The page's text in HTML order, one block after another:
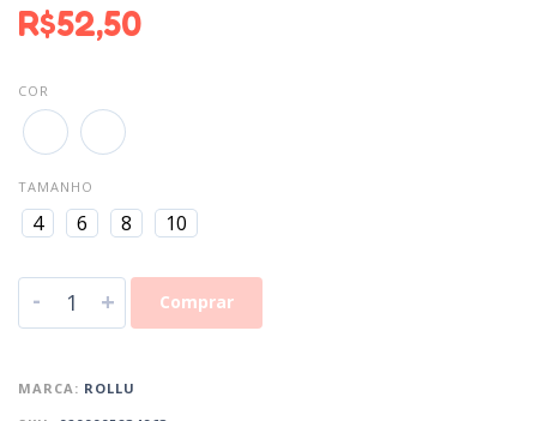
R$52,50
COR
TAMANHO
4 6 8 10
- + Comprar
MARCA: ROLLU